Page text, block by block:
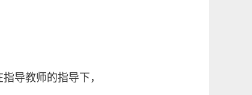
导教师的指导下，